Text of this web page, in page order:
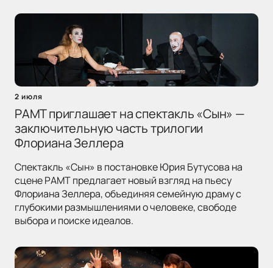
2 июля
РАМТ приглашает на спектакль «Сын» —
заключительную часть трилогии
Флориана Зеллера
Спектакль «Сын» в постановке Юрия Бутусова на
сцене РАМТ предлагает новый взгляд на пьесу
Флориана Зеллера, объединяя семейную драму с
глубокими размышлениями о человеке, свободе
выбора и поиске идеалов.